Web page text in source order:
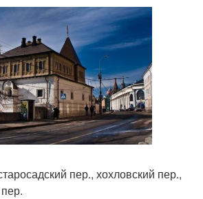
пер., хохловский пер.,